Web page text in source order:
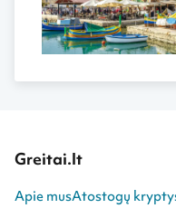
Greitai.lt
Apie musAtostogų